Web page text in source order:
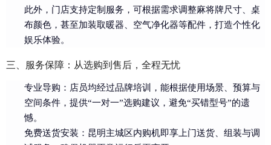
此外，门店支持定制服务，可根据需求调整麻将牌尺寸、桌
布颜色，甚至加装取暖器、空气净化器等配件，打造个性化
娱乐体验。
三、服务保障：从选购到售后，全程无忧
专业导购：店员均经过品牌培训，能根据使用场景、预算与
空间条件，提供“一对一”选购建议，避免“买错型号”的遗
憾。
免费送货安装：昆明主城区内购机即享上门送货、组装与调